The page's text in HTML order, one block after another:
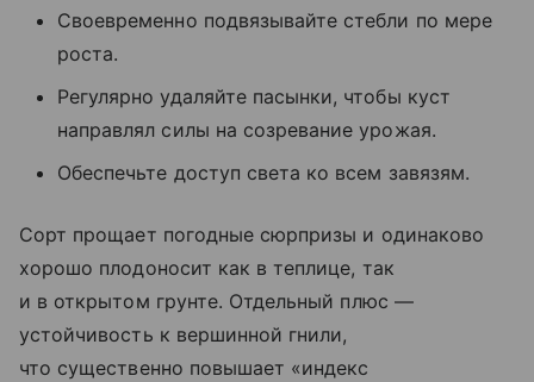
Своевременно подвязывайте стебли по мере
роста.
Регулярно удаляйте пасынки, чтобы куст
направлял силы на созревание урожая.
Обеспечьте доступ света ко всем завязям.
Сорт прощает погодные сюрпризы и одинаково
хорошо плодоносит как в теплице, так
и в открытом грунте. Отдельный плюс —
устойчивость к вершинной гнили,
что существенно повышает «индекс